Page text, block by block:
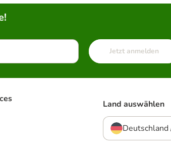
Jetzt anmelden
Land auswählen
Deutschland